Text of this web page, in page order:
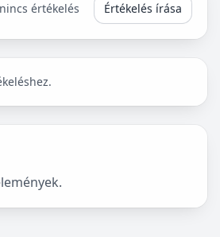
értékelés Értékelés írása